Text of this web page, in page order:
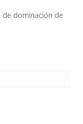
de dominación de